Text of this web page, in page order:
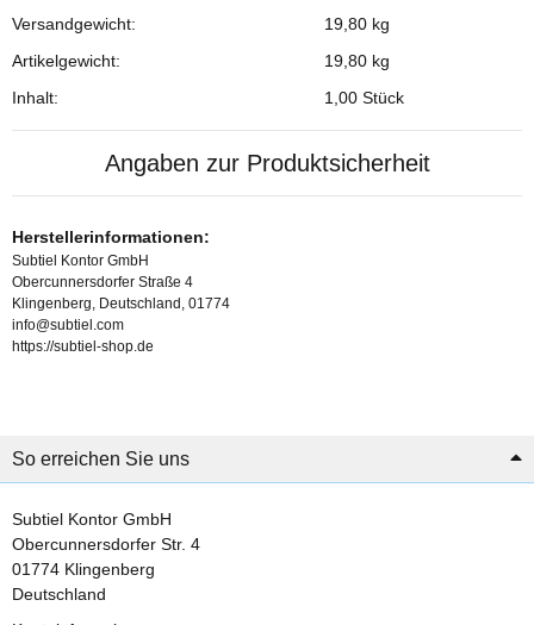
Produkteigenschaft
Wert
Versandgewicht:
19,80 kg
Artikelgewicht:
19,80 kg
Inhalt:
1,00 Stück
Angaben zur Produktsicherheit
Herstellerinformationen:
Subtiel Kontor GmbH
Obercunnersdorfer Straße 4
Klingenberg, Deutschland, 01774
info@subtiel.com
https://subtiel-shop.de
So erreichen Sie uns
Subtiel Kontor GmbH
Obercunnersdorfer Str. 4
01774 Klingenberg
Deutschland